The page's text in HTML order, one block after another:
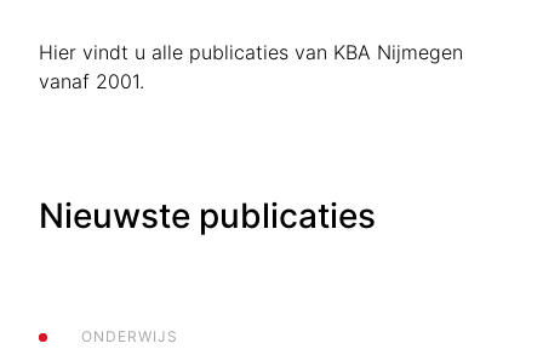
Hier vindt u alle publicaties van KBA Nijmegen
vanaf 2001.
Nieuwste publicaties
ONDERWIJS